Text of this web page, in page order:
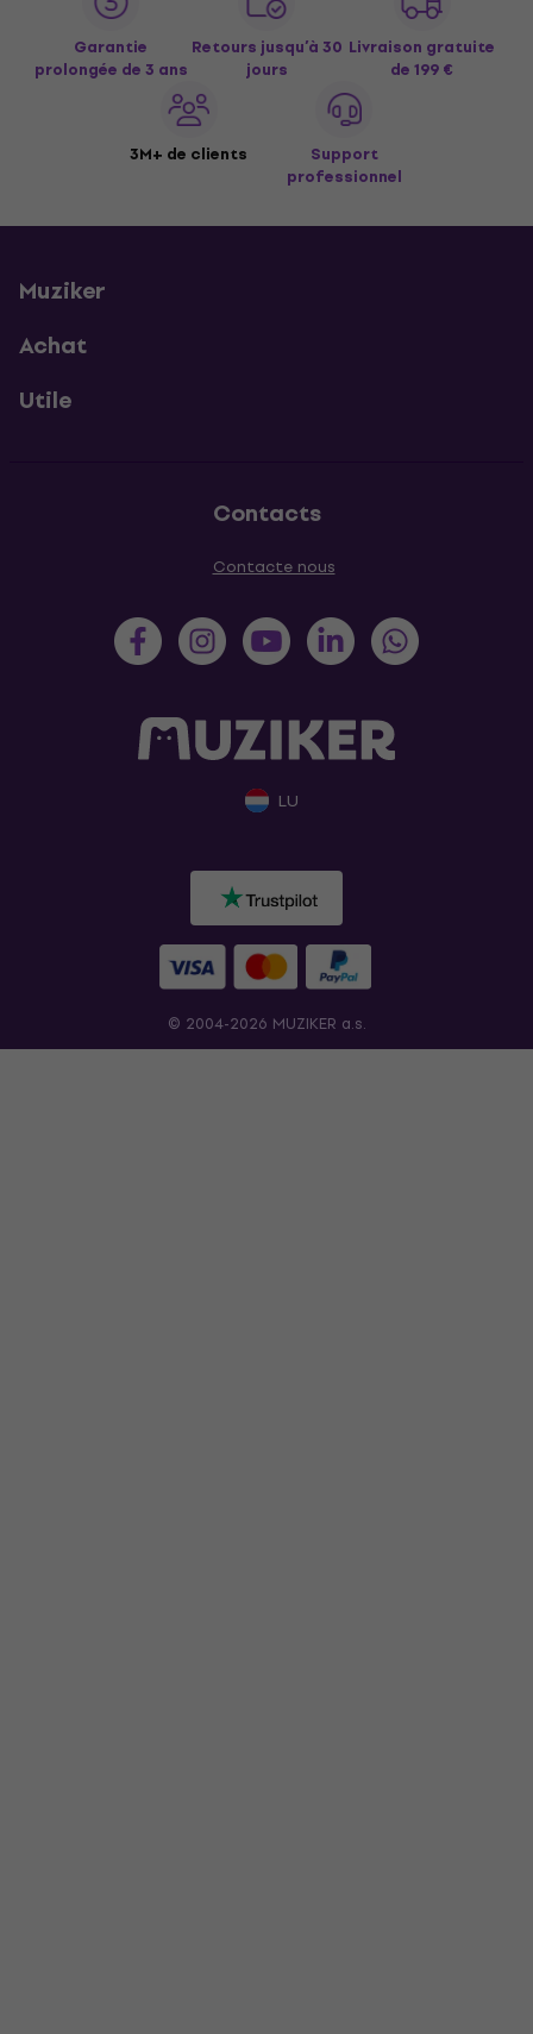
Garantie
prolongée de 3 ans
Retours jusqu’à 30
jours
Livraison gratuite
de 199 €
3M+ de clients
Support
professionnel
Muziker
Achat
Utile
Contacts
Contacte nous
LU
© 2004-2026 MUZIKER a.s.